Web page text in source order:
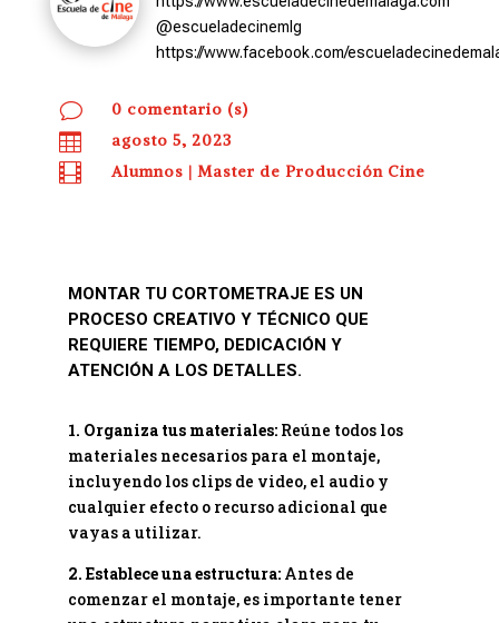
@escueladecinemlg
https://www.facebook.com/
v 0 comentario (s)
 agosto 5, 2023
 Alumnos | Master de Producción Cine
MONTAR TU CORTOMETRAJE ES UN
PROCESO CREATIVO Y TÉCNICO QUE
REQUIERE TIEMPO, DEDICACIÓN Y
ATENCIÓN A LOS DETALLES.
1. Organiza tus materiales:Reúne todos los
materiales necesarios para el montaje,
incluyendo los clips de video, el audio y
cualquier efecto o recurso adicional que
vayas a utilizar.
2. Establece una estructura:Antes de
comenzar el montaje, es importante tener